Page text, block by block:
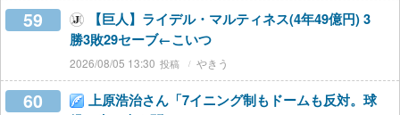
59
【巨人】ライデル・マルティネス(4年49億円) 3
勝3敗29セーブ←こいつ
2026/08/05 13:30 やきう
60
上原浩治さん「7イニング制もドームも反対。球